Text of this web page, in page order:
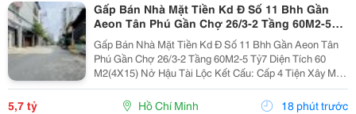
Gấp Bán Nhà Mặt Tiền Kd Đ Số 11 Bhh Gần
Aeon Tân Phú Gần Chợ 26/3-2 Tầng 60M2-5
Tỷ7
Gấp Bán Nhà Mặt Tiền Kd Đ Số 11 Bhh Gần Aeon Tân
Phú Gần Chợ 26/3-2 Tầng 60M2-5 Tỷ7 Diện Tích 60
M2(4X15) Nở Hậu Tài Lộc Kết Cấu: Cấp 4 Tiện Xây Mới
Khu Vực Xây Cao Tầng Ở Hoặc Cho Thuê Có Dòng Tiền
Vị Trí Tuyệt Đẹp Gần Chợ 26/3 Ngay Kênh Tham...
5,7 tỷ Hồ Chí Minh 18 phút trước